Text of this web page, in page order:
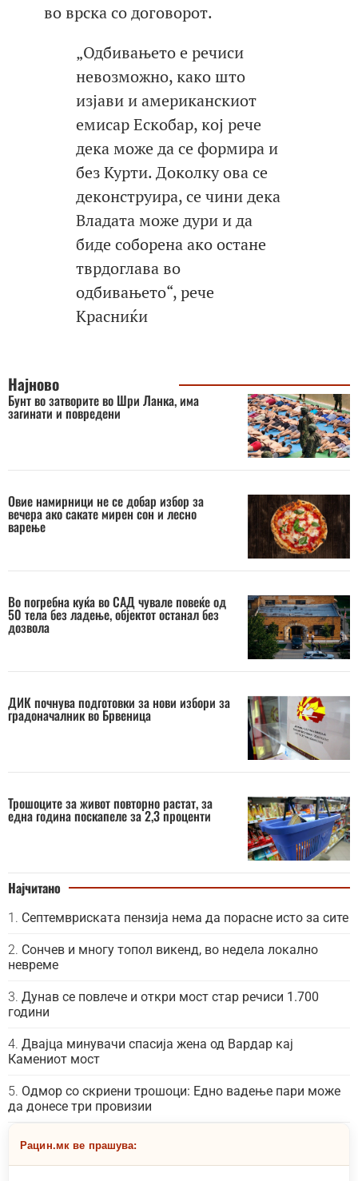
во врска со договорот.
„Одбивањето е речиси
невозможно, како што
изјави и американскиот
емисар Ескобар, кој рече
дека може да се формира и
без Курти. Доколку ова се
деконструира, се чини дека
Владата може дури и да
биде соборена ако остане
тврдоглава во
одбивањето“, рече
Красниќи
Најново
Бунт во затворите во Шри Ланка, има
загинати и повредени
Овие намирници не се добар избор за
вечера ако сакате мирен сон и лесно
варење
Во погребна куќа во САД чувале повеќе од
50 тела без ладење, објектот останал без
дозвола
ДИК почнува подготовки за нови избори за
градоначалник во Брвеница
Трошоците за живот повторно растат, за
една година поскапеле за 2,3 проценти
Најчитано
Септемвриската пензија нема да порасне исто за сите
Сончев и многу топол викенд, во недела локално
невреме
Дунав се повлече и откри мост стар речиси 1.700
години
Двајца минувачи спасија жена од Вардар кај
Камениот мост
Одмор со скриени трошоци: Едно вадење пари може
да донесе три провизии
Рацин.мк ве прашува: